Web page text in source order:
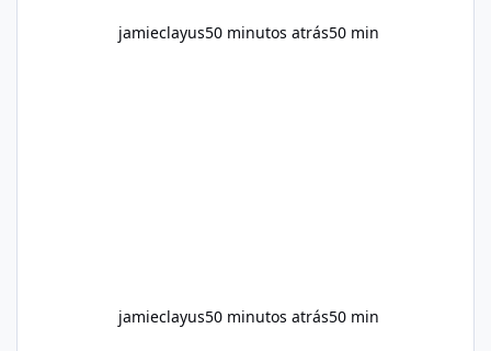
jamieclayus50 minutos atrás50 min
jamieclayus50 minutos atrás50 min